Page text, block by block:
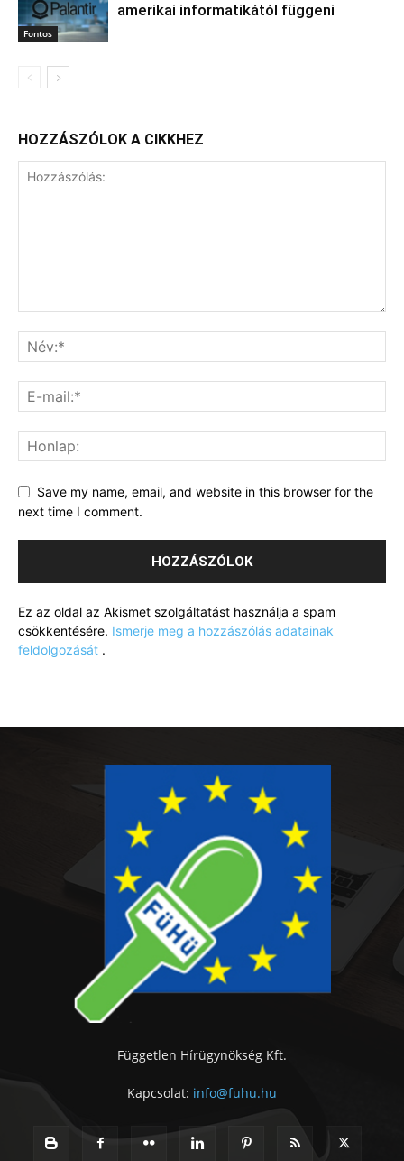
Fontos
amerikai informatikától függeni
HOZZÁSZÓLOK A CIKKHEZ
Save my name, email, and website in this browser for the
next time I comment.
Ez az oldal az Akismet szolgáltatást használja a spam
csökkentésére. Ismerje meg a hozzászólás adatainak
feldolgozását .
Független Hírügynökség Kft.
Kapcsolat: info@fuhu.hu